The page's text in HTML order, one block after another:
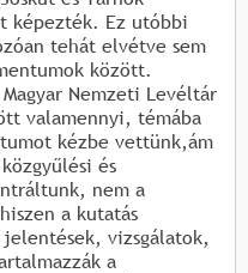
képezték. Ez utóbbi
tehát elvétve sem
között.
Nemzeti Levéltár
valamennyi, témába
kézbe vettünk,ám
és
nem a
a kutatás
vizsgálatok,
a